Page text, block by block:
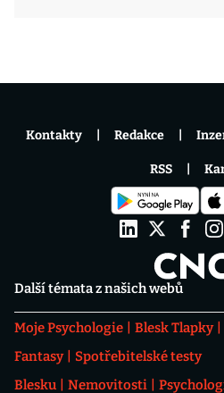
Další témata z našich webů
Moje Psychologie Blesk Tlapky
Fantasy
Spotřebitelské testy
Blesku
Nemovitosti
Kontakty Redakce
RSS